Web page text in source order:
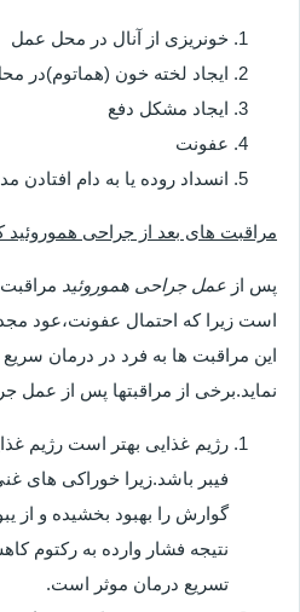
خونریزی از آنال در محل عمل
ایجاد لخته خون (هماتوم)در
ایجاد مشکل دفع
عفونت
انسداد روده یا به دام افتادن
مراقبت های بعد از جراحی
پس از عمل جراحی هموروئید
است زیرا که احتمال عفونت،عود
این مراقبت ها به فرد در درمان
نماید.برخی از مراقبتها پس از
رژیم غذایی بهتر است رژیم
فیبر باشد.زیرا خوراکی های
گوارش را بهبود بخشیده و از
نتیجه فشار وارده به رکتوم
تسریع درمان موثر است.